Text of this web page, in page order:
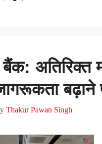
बैंक: अतिरिक्त
बढ़ाने
Thakur Pawan Singh